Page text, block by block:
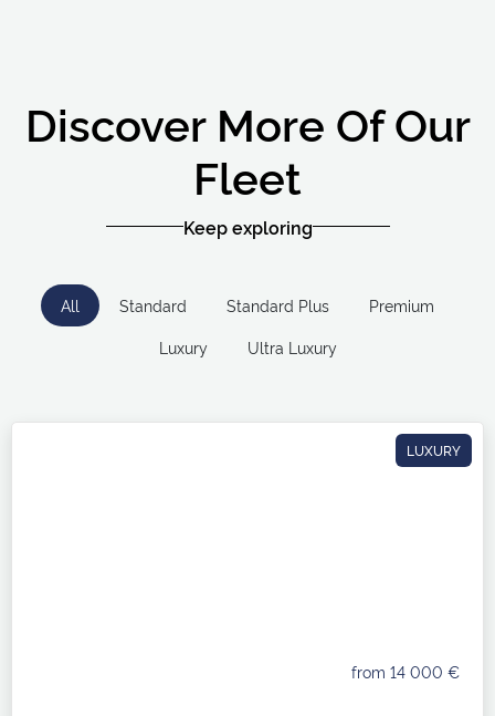
Discover More Of Our
Fleet
Keep exploring
All Standard Standard Plus
Premium
Luxury
Ultra Luxury
LUXURY
from 14 000 €